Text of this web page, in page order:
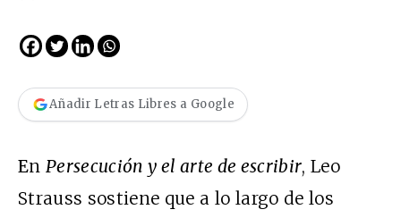
Añadir Letras Libres a Google
En Persecución y el arte de escribir, Leo
Strauss sostiene que a lo largo de los